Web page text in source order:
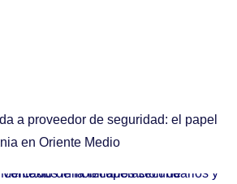
a proveedor de seguridad: el papel
en Oriente Medio